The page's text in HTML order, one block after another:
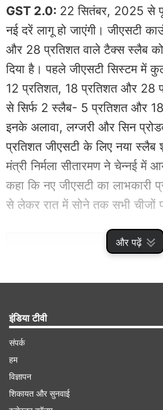
और पढ़ें
GST 2.0: 22 सितंबर, 2025 से
नई दरें लागू हो जाएंगी। जीएसटी
और 28 प्रतिशत वाले टैक्स स्लैब
दिया है। पहले जीएसटी सिस्टम में
12 प्रतिशत, 18 प्रतिशत और 28
से सिर्फ 2 स्लैब- 5 प्रतिशत और 18
इनके अलावा, लग्जरी और सिन
प्रतिशत जीएसटी के लिए नया स्लैब
मंत्री निर्मला सीतारमण ने चेन्नई में
कहा कि नए जीएसटी का
से लेकर रात में सोने तक सभी चीजों
Advertisement
इंडिया टीवी
संपर्क
हम
विज्ञापन
शिकायत और सुनवाई